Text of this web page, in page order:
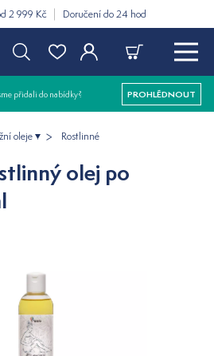
2 999 Kč Doručení do 24 hod
přidali do nabídky? PROHLÉDNOUT
oleje Rostlinné
olej po